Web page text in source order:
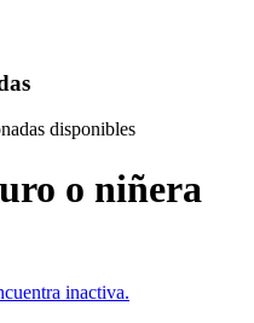
disponibles
o niñera
inactiva.